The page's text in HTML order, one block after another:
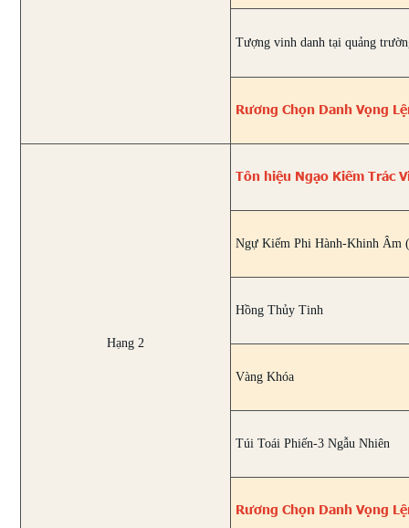
Tượng vinh danh tại quảng
Rương Chọn Danh Vọng
Hạng 2
Tôn hiệu Ngạo Kiếm Trác
Ngự Kiếm Phi Hành-Khinh Âm
Hồng Thủy Tinh
Vàng Khóa
Túi Toái Phiến-3 Ngẫu Nhiên
Rương Chọn Danh Vọng